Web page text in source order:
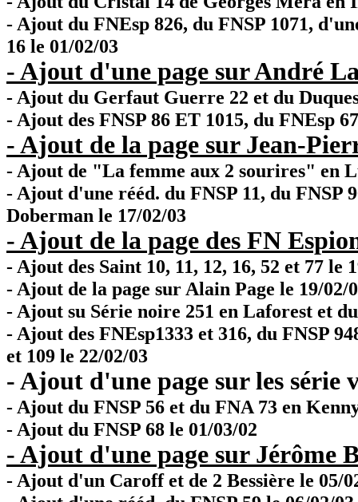
- Ajout du FNEsp 826, du FNSP 1071,
16 le 01/02/03
- Ajout d'une page sur André
- Ajout du Gerfaut Guerre 22 et du
- Ajout des FNSP 86 ET 1015, du FNEsp
- Ajout de la page sur Jean-
- Ajout de "La femme aux 2 sourires" en
- Ajout d'une rééd. du FNSP 11, du FNSP
Doberman le 17/02/03
- Ajout de la page des FN
- Ajout des Saint 10, 11, 12, 16, 52 et 77 le
- Ajout de la page sur Alain Page le 19/02/
- Ajout su Série noire 251 en Laforest et
- Ajout des FNEsp1333 et 316, du FNSP
et 109 le 22/02/03
- Ajout d'une page sur les série
- Ajout du FNSP 56 et du FNA 73 en
- Ajout du FNSP 68 le 01/03/02
- Ajout d'une page sur Jérôme
- Ajout d'un Caroff et de 2 Bessière le 05/